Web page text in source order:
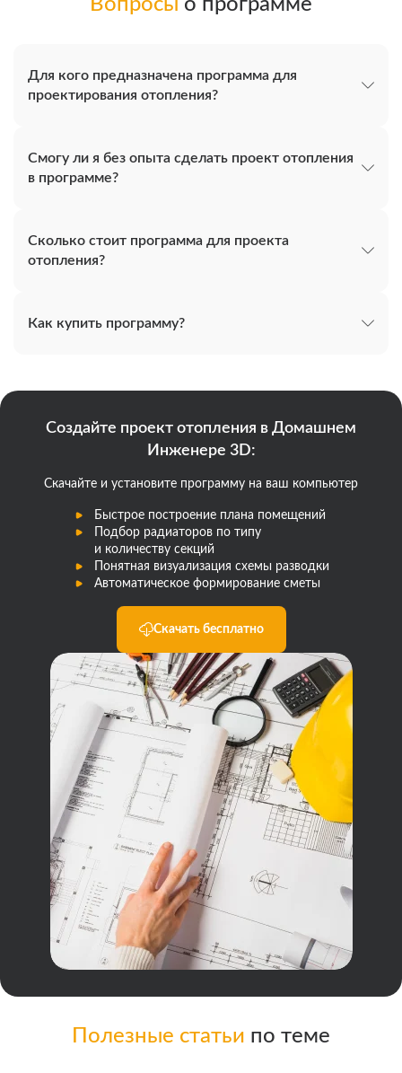
Для кого предназначена программа для
проектирования отопления?
Смогу ли я без опыта сделать проект отопления
в программе?
Сколько стоит программа для проекта
отопления?
Как купить программу?
Создайте проект отопления в Домашнем
Инженере 3D:
Скачайте и установите программу на ваш компьютер
Быстрое построение плана помещений
Подбор радиаторов по типу
и количеству секций
Понятная визуализация схемы разводки
Автоматическое формирование сметы
Скачать бесплатно
Полезные статьи по теме